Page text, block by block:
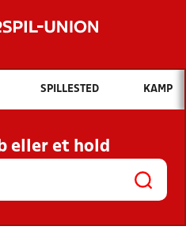
Hvad vil du søge efter?
INDHOLD OG NYHEDER
KLUBBER OG
SPILLESTED KAMP
eller et hold